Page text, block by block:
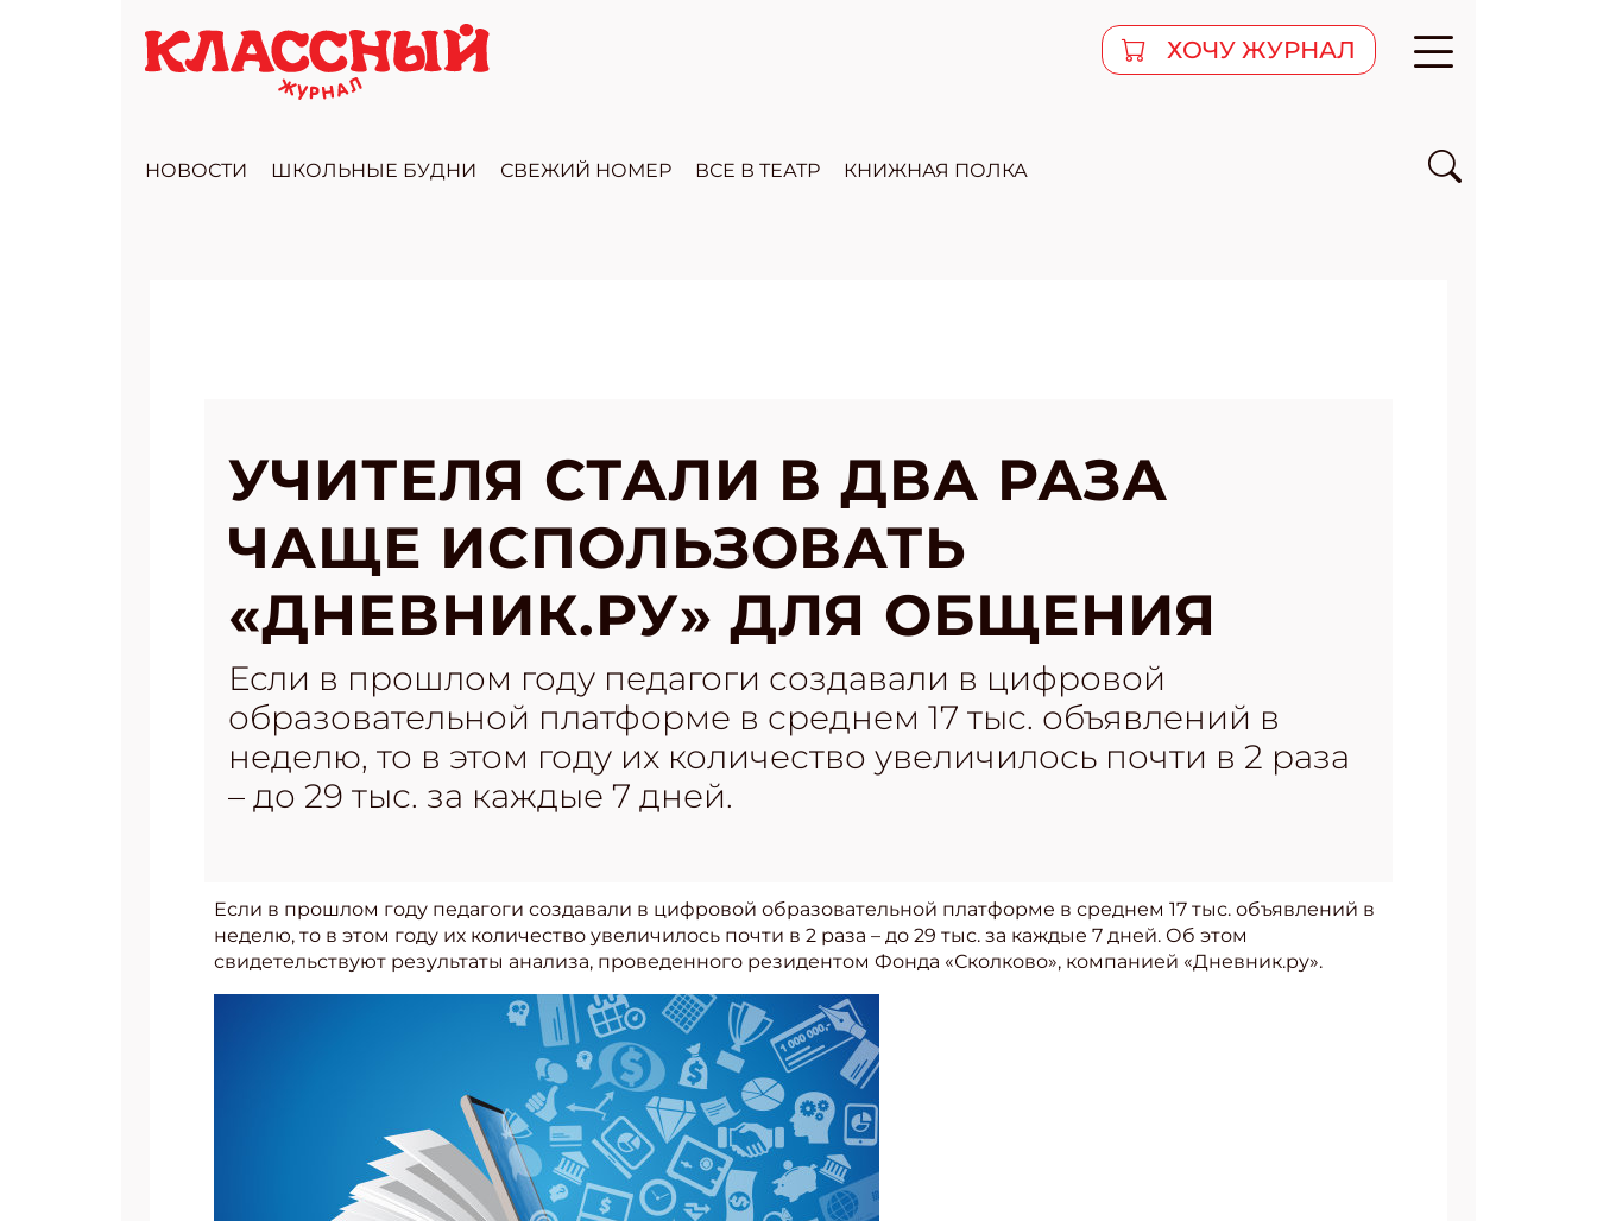
ХОЧУ ЖУРНАЛ
НОВОСТИ ШКОЛЬНЫЕ БУДНИ СВЕЖИЙ НОМЕР ВСЕ В ТЕАТР КНИЖНАЯ ПОЛКА
УЧИТЕЛЯ СТАЛИ В ДВА РАЗА
ЧАЩЕ ИСПОЛЬЗОВАТЬ
«ДНЕВНИК.РУ» ДЛЯ ОБЩЕНИЯ
Если в прошлом году педагоги создавали в цифровой
образовательной платформе в среднем 17 тыс. объявлений в
неделю, то в этом году их количество увеличилось почти в 2 раза
– до 29 тыс. за каждые 7 дней.
Если в прошлом году педагоги создавали в цифровой образовательной платформе в среднем 17 тыс. объявлений в
неделю, то в этом году их количество увеличилось почти в 2 раза – до 29 тыс. за каждые 7 дней. Об этом
свидетельствуют результаты анализа, проведенного резидентом Фонда «Сколково», компанией «Дневник.ру».